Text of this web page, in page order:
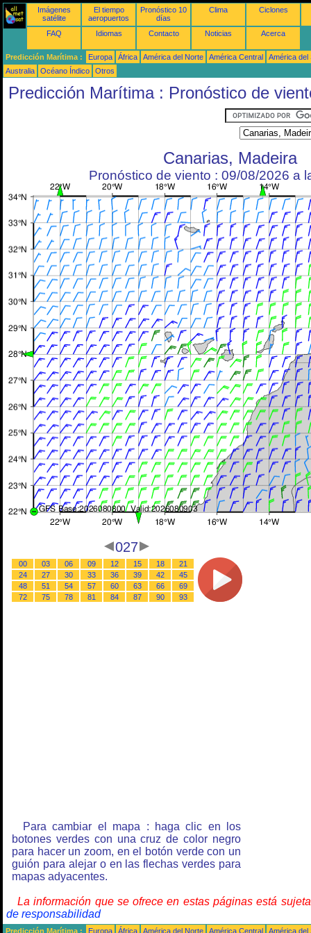
Imágenes
satélite
El tiempo
aeropuertos
Pronóstico 10
días
Clima Ciclones
FAQ Idiomas Contacto Noticias Acerca
Predicción Marítima : Europa África América del Norte América Central
América del
Australia
Océano Índico Otros
Predicción Marítima : Pronóstico de
Canarias, Madeira
Pronóstico de viento : 09/08/2026 a
027
00 03 06 09 12 15 18
21
24
27 30 33 36 39 42
45
48
51 54 57 60 63 66
69
72
75 78 81 84 87 90 93
Para cambiar el mapa : haga clic en los
botones verdes con una cruz de color negro
para hacer un zoom, en el botón verde con un
guión para alejar o en las flechas verdes para
mapas adyacentes.
La información que se ofrece en estas páginas está
de responsabilidad
Predicción Marítima : Europa África América del Norte América Central
América del